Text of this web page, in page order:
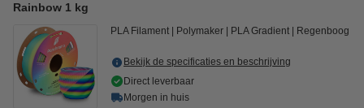
Rainbow 1 kg
PLA Filament Polymaker PLA Gradient Regenboog
Bekijk de specificaties en beschrijving
Direct leverbaar
Morgen in huis